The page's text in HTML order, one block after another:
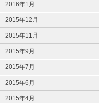
2016年1月
2015年12月
2015年11月
2015年9月
2015年7月
2015年6月
2015年4月